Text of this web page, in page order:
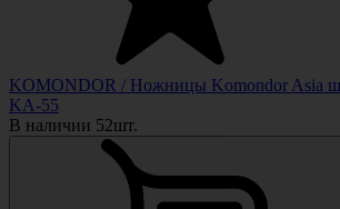
KOMONDOR / Ножницы Komondor Asia
KA-55
В наличии 52шт.